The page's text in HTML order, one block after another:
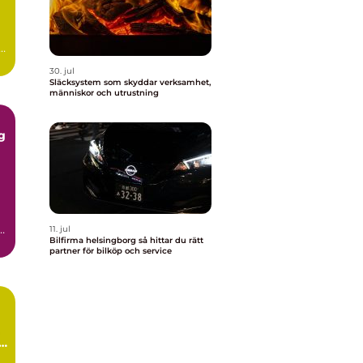
30. jul
Släcksystem som skyddar verksamhet,
människor och utrustning
11. jul
Bilfirma helsingborg så hittar du rätt
partner för bilköp och service